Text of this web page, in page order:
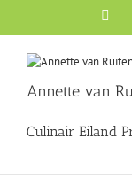
Annette van
Culinair Eiland